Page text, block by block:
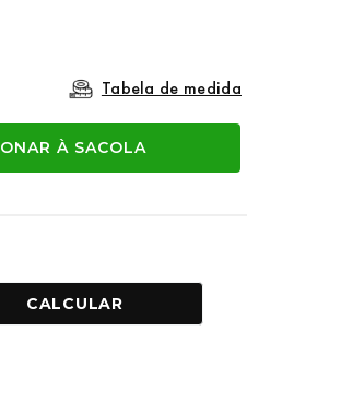
Tabela de medida
À SACOLA